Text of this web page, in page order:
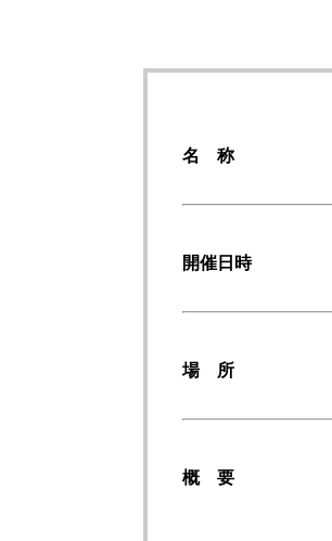
名 称
開催日時
場 所
概 要